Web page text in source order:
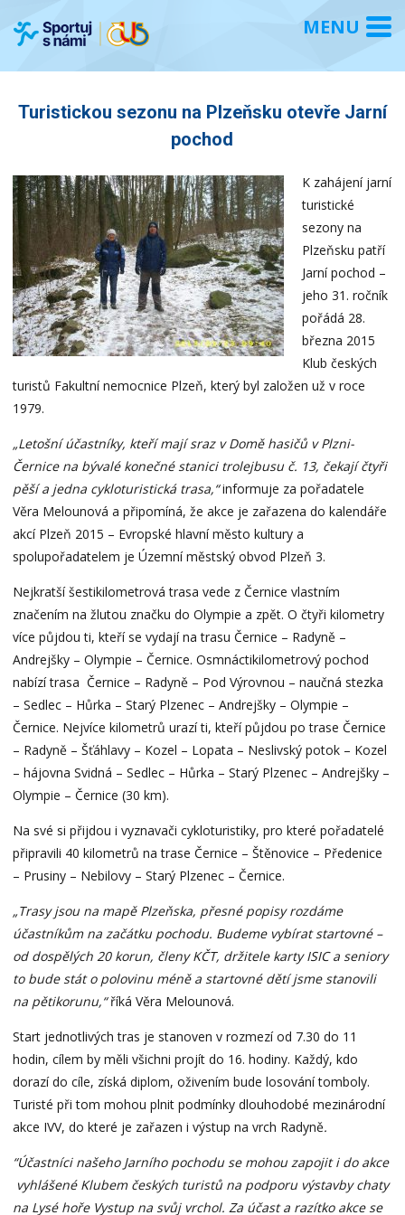
Turistickou sezonu na Plzeňsku otevře Jarní
pochod
K zahájení jarní
turistické
sezony na
Plzeňsku patří
Jarní pochod –
jeho 31. ročník
pořádá 28.
března 2015
Klub českých
turistů Fakultní nemocnice Plzeň, který byl založen už v roce
1979.
„Letošní účastníky, kteří mají sraz v Domě hasičů v Plzni-
Černice na bývalé konečné stanici trolejbusu č. 13, čekají čtyři
pěší a jedna cykloturistická trasa,“informuje za pořadatele
Věra Melounová a připomíná, že akce je zařazena do kalendáře
akcí Plzeň 2015 – Evropské hlavní město kultury a
spolupořadatelem je Územní městský obvod Plzeň 3.
Nejkratší šestikilometrová trasa vede z Černice vlastním
značením na žlutou značku do Olympie a zpět. O čtyři kilometry
více půjdou ti, kteří se vydají na trasu Černice – Radyně –
Andrejšky – Olympie – Černice. Osmnáctikilometrový pochod
nabízí trasa Černice – Radyně – Pod Výrovnou – naučná stezka
– Sedlec – Hůrka – Starý Plzenec – Andrejšky – Olympie –
Černice. Nejvíce kilometrů urazí ti, kteří půjdou po trase Černice
– Radyně – Šťáhlavy – Kozel – Lopata – Neslivský potok – Kozel
– hájovna Svidná – Sedlec – Hůrka – Starý Plzenec – Andrejšky –
Olympie – Černice (30 km).
Na své si přijdou i vyznavači cykloturistiky, pro které pořadatelé
připravili 40 kilometrů na trase Černice – Štěnovice – Předenice
– Prusiny – Nebilovy – Starý Plzenec – Černice.
„Trasy jsou na mapě Plzeňska, přesné popisy rozdáme
účastníkům na začátku pochodu. Budeme vybírat startovné –
od dospělých 20 korun, členy KČT, držitele karty ISIC a seniory
to bude stát o polovinu méně a startovné dětí jsme stanovili
na pětikorunu,“říká Věra Melounová.
Start jednotlivých tras je stanoven v rozmezí od 7.30 do 11
hodin, cílem by měli všichni projít do 16. hodiny. Každý, kdo
dorazí do cíle, získá diplom, oživením bude losování tomboly.
Turisté při tom mohou plnit podmínky dlouhodobé mezinárodní
akce IVV, do které je zařazen i výstup na vrch Radyně.
“Účastníci našeho Jarního pochodu se mohou zapojit i do akce
vyhlášené Klubem českých turistů na podporu výstavby chaty
na Lysé hoře Vystup na svůj vrchol. Za účast a razítko akce se